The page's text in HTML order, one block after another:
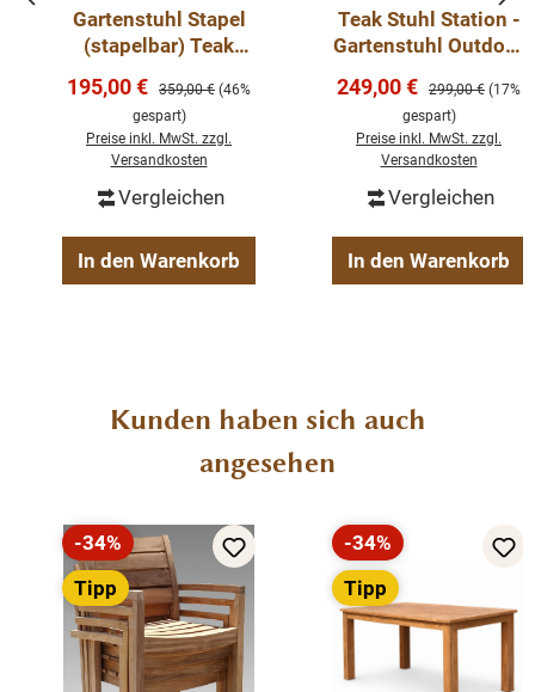
Höhe der Armlehne: 66 cm
Teak
wetterfest
Sitzhöhe 47 cm
Gartenstuhl Stapel
(stapelbar) Teak
Verkaufspreis:
195,00 € Regulärer Preis:
359,00 € (46%
gespart)
Preise inkl. MwSt. zzgl.
Versandkosten
Vergleichen
In den Warenkorb
Teak Stuhl Station -
Gartenstuhl Outdoor
Verkaufspreis:
249,00 € Regulärer Preis:
299,00 € (17%
gespart)
Preise inkl. MwSt. zzgl.
Versandkosten
Vergleichen
In den Warenkorb
Produktgalerie überspringen
Kunden haben sich auch
angesehen
Rabatt
-34%
Tipp
Rabatt
-34%
Tipp